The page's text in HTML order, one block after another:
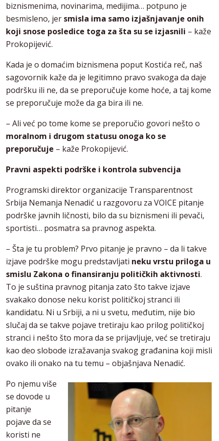
biznismenima, novinarima, medijima… potpuno je
besmisleno, jer smisla ima samo izjašnjavanje onih
koji snose posledice toga za šta su se izjasnili – kaže
Prokopijević.
Kada je o domaćim biznismena poput Kostića reč, naš
sagovornik kaže da je legitimno pravo svakoga da daje
podršku ili ne, da se preporučuje kome hoće, a taj kome
se preporučuje može da ga bira ili ne.
– Ali već po tome kome se preporučio govori nešto o
moralnom i drugom statusu onoga ko se
preporučuje – kaže Prokopijević.
Pravni aspekti podrške i kontrola subvencija
Programski direktor organizacije Transparentnost
Srbija Nemanja Nenadić u razgovoru za VOICE pitanje
podrške javnih ličnosti, bilo da su biznismeni ili pevači,
sportisti… posmatra sa pravnog aspekta.
– Šta je tu problem? Prvo pitanje je pravno – da li takve
izjave podrške mogu predstavljati neku vrstu priloga u
smislu Zakona o finansiranju političkih aktivnosti.
To je suština pravnog pitanja zato što takve izjave
svakako donose neku korist političkoj stranci ili
kandidatu. Ni u Srbiji, a ni u svetu, međutim, nije bio
slučaj da se takve pojave tretiraju kao prilog političkoj
stranci i nešto što mora da se prijavljuje, već se tretiraju
kao deo slobode izražavanja svakog građanina koji misli
ovako ili onako na tu temu – objašnjava Nenadić.
Po njemu više
se dovode u
pitanje
pojave da se
koristi ne